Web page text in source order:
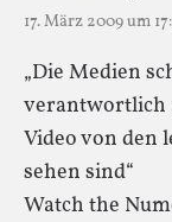
17. März 2009 um
„Die Medien
verantwortlich
Video von den
sehen sind“
Watch the